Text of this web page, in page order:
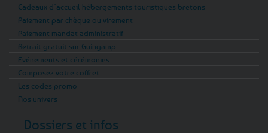
Cadeaux d’accueil hébergements touristiques bretons
Paiement par chèque ou virement
Paiement mandat administratif
Retrait gratuit sur Guingamp
Evénements et cérémonies
Composez votre coffret
Les codes promo
Nos univers
Dossiers et infos